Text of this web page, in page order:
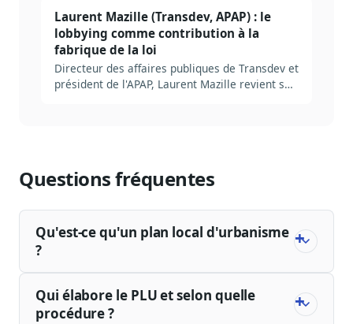
vraiment changé pour les affaires publiques.
Laurent Mazille (Transdev, APAP) : le
lobbying comme contribution à la
fabrique de la loi
Directeur des affaires publiques de Transdev et
président de l'APAP, Laurent Mazille revient sur
Questions fréquentes
Qu'est-ce qu'un plan local d'urbanisme
?
Qui élabore le PLU et selon quelle
procédure ?